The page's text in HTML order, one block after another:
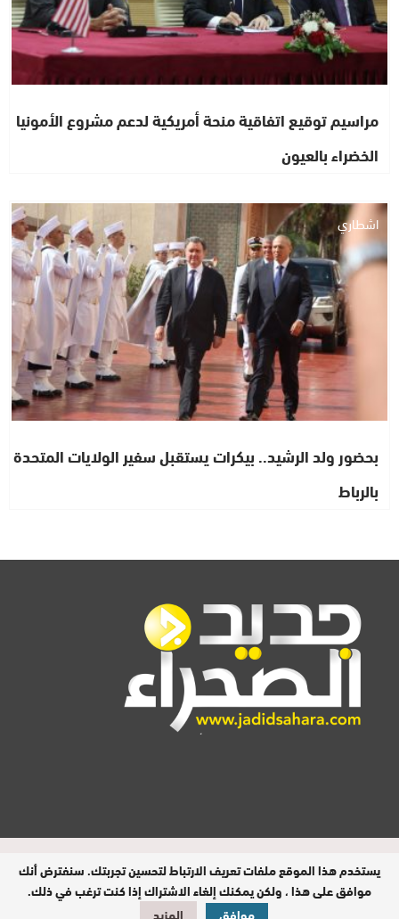
مراسيم توقيع اتفاقية منحة أمريكية لدعم مشروع الأمونيا
الخضراء بالعيون
اشطاري
بحضور ولد الرشيد.. بيكرات يستقبل سفير الولايات المتحدة
بالرباط
المدير المسؤول : اشكيريد مصطفى /
جميع الحقوق محفوظة © 2026
تصميم وبرمجة
يستخدم هذا الموقع ملفات تعريف الارتباط لتحسين تجربتك. سنفترض أنك
موافق على هذا ، ولكن يمكنك إلغاء الاشتراك إذا كنت ترغب في ذلك.